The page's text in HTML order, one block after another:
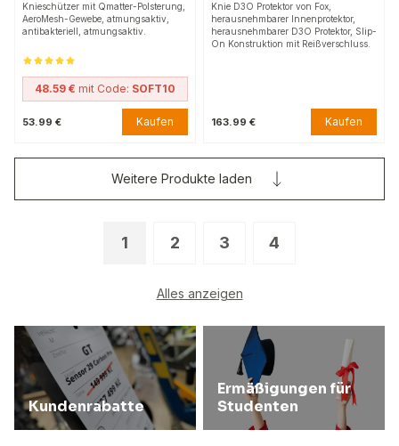
Knieschützer mit Qmatter-Polsterung,
AeroMesh-Gewebe, atmungsaktiv,
antibakteriell, atmungsaktiv.
48.59 € mit Code: SOFT10
53.99 € Kaufen
Knie D3O Protektor von Fox,
herausnehmbarer Innenprotektor,
herausnehmbarer D3O Protektor, Slip-
On Konstruktion mit Reißverschluss.
163.99 € Kaufen
1 2 3 4
Alles anzeigen
Weitere Produkte laden
Kundenrabatte
Ermäßigungen für
Studenten